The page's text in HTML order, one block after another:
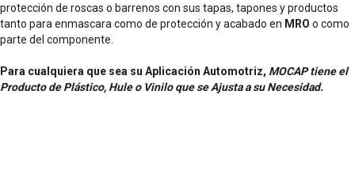
protección de roscas o barrenos con sus tapas, tapones y productos
tanto para enmascara como de protección y acabado en MRO o como
parte del componente.
Para cualquiera que sea su Aplicación Automotriz, MOCAP tiene el
Producto de Plástico, Hule o Vinilo que se Ajusta a su Necesidad.